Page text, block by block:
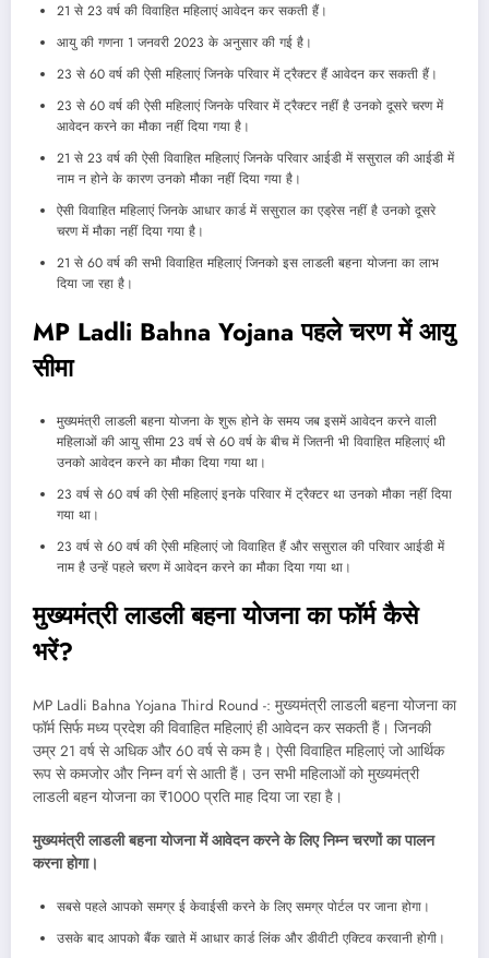
21 से 23 वर्ष की विवाहित महिलाएं आवेदन कर सकती हैं।
आयु की गणना 1 जनवरी 2023 के अनुसार की गई है।
23 से 60 वर्ष की ऐसी महिलाएं जिनके परिवार में ट्रैक्टर हैं आवेदन कर सकती हैं।
23 से 60 वर्ष की ऐसी महिलाएं जिनके परिवार में ट्रैक्टर नहीं है उनको दूसरे चरण में
आवेदन करने का मौका नहीं दिया गया है।
21 से 23 वर्ष की ऐसी विवाहित महिलाएं जिनके परिवार आईडी में ससुराल की आईडी में
नाम न होने के कारण उनको मौका नहीं दिया गया है।
ऐसी विवाहित महिलाएं जिनके आधार कार्ड में ससुराल का एड्रेस नहीं है उनको दूसरे
चरण में मौका नहीं दिया गया है।
21 से 60 वर्ष की सभी विवाहित महिलाएं जिनको इस लाडली बहना योजना का लाभ
दिया जा रहा है।
MP Ladli Bahna Yojana पहले चरण में आयु
सीमा
मुख्यमंत्री लाडली बहना योजना के शुरू होने के समय जब इसमें आवेदन करने वाली
महिलाओं की आयु सीमा 23 वर्ष से 60 वर्ष के बीच में जितनी भी विवाहित महिलाएं थी
उनको आवेदन करने का मौका दिया गया था।
23 वर्ष से 60 वर्ष की ऐसी महिलाएं इनके परिवार में ट्रैक्टर था उनको मौका नहीं दिया
गया था।
23 वर्ष से 60 वर्ष की ऐसी महिलाएं जो विवाहित हैं और ससुराल की परिवार आईडी में
नाम है उन्हें पहले चरण में आवेदन करने का मौका दिया गया था।
मुख्यमंत्री लाडली बहना योजना का फॉर्म कैसे
भरें?
MP Ladli Bahna Yojana Third Round -: मुख्यमंत्री लाडली बहना योजना का
फॉर्म सिर्फ मध्य प्रदेश की विवाहित महिलाएं ही आवेदन कर सकती हैं। जिनकी
उम्र 21 वर्ष से अधिक और 60 वर्ष से कम है। ऐसी विवाहित महिलाएं जो आर्थिक
रूप से कमजोर और निम्न वर्ग से आती हैं। उन सभी महिलाओं को मुख्यमंत्री
लाडली बहन योजना का ₹1000 प्रति माह दिया जा रहा है।
मुख्यमंत्री लाडली बहना योजना में आवेदन करने के लिए निम्न चरणों का पालन
करना होगा।
सबसे पहले आपको समग्र ई केवाईसी करने के लिए समग्र पोर्टल पर जाना होगा।
उसके बाद आपको बैंक खाते में आधार कार्ड लिंक और डीवीटी एक्टिव करवानी होगी।